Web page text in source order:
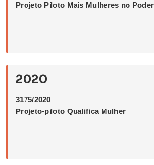
Projeto Piloto Mais Mulheres no Poder
2020
3175/2020
Projeto-piloto Qualifica Mulher